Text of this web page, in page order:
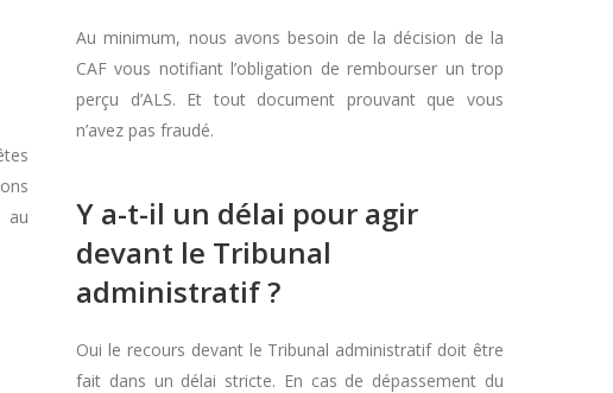
au
Au minimum, nous avons besoin de la décision de la
CAF vous notifiant l’obligation de rembourser un trop
perçu d’ALS. Et tout document prouvant que vous
n’avez pas fraudé.
Y a-t-il un délai pour agir
devant le Tribunal
administratif ?
Oui le recours devant le Tribunal administratif doit être
fait dans un délai stricte. En cas de dépassement du